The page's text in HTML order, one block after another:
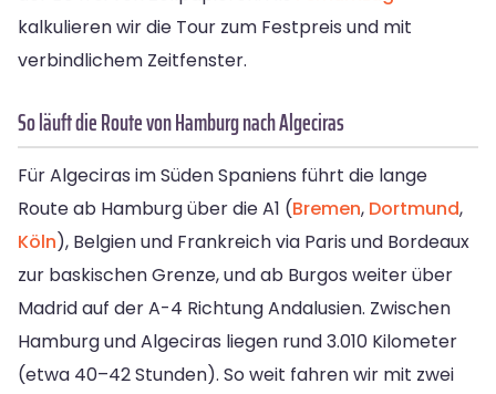
kalkulieren wir die Tour zum Festpreis und mit
verbindlichem Zeitfenster.
So läuft die Route von Hamburg nach Algeciras
Für Algeciras im Süden Spaniens führt die lange
Route ab Hamburg über die A1 (Bremen, Dortmund,
Köln), Belgien und Frankreich via Paris und Bordeaux
zur baskischen Grenze, und ab Burgos weiter über
Madrid auf der A-4 Richtung Andalusien. Zwischen
Hamburg und Algeciras liegen rund 3.010 Kilometer
(etwa 40–42 Stunden). So weit fahren wir mit zwei